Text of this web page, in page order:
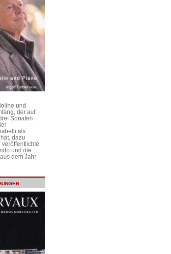
und
der auf
Sonaten
als
dazu
veröffentlichte
und die
dem Jahr